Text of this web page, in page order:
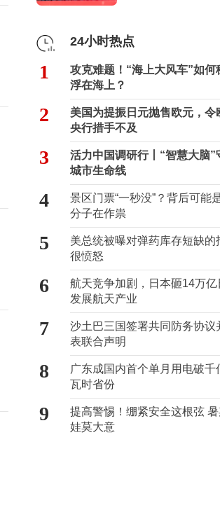
24小时热点
1
攻克难题！“海上大风车”如何
浮在海上？
2
美国为提振日元抛售欧元，令
央行措手不及
3
活力中国调研行丨“智慧大脑”
城市生命线
4
景区门票“一秒没”？背后可能
分子在作祟
5
美总统被曝对弹药库存短缺的
很愤怒
6
航天竞争加剧，日本砸14万亿
发展航天产业
7
沙土巴三国签署共同防务协议
表联合声明
8
广东成国内首个单月用电破千
瓦时省份
9
提高警惕！绷紧安全这根弦
娃莫大意